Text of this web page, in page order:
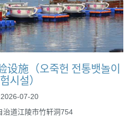
施（오죽헌 전통뱃놀이
시설）
2026-07-20
治道江陵市竹轩洞754